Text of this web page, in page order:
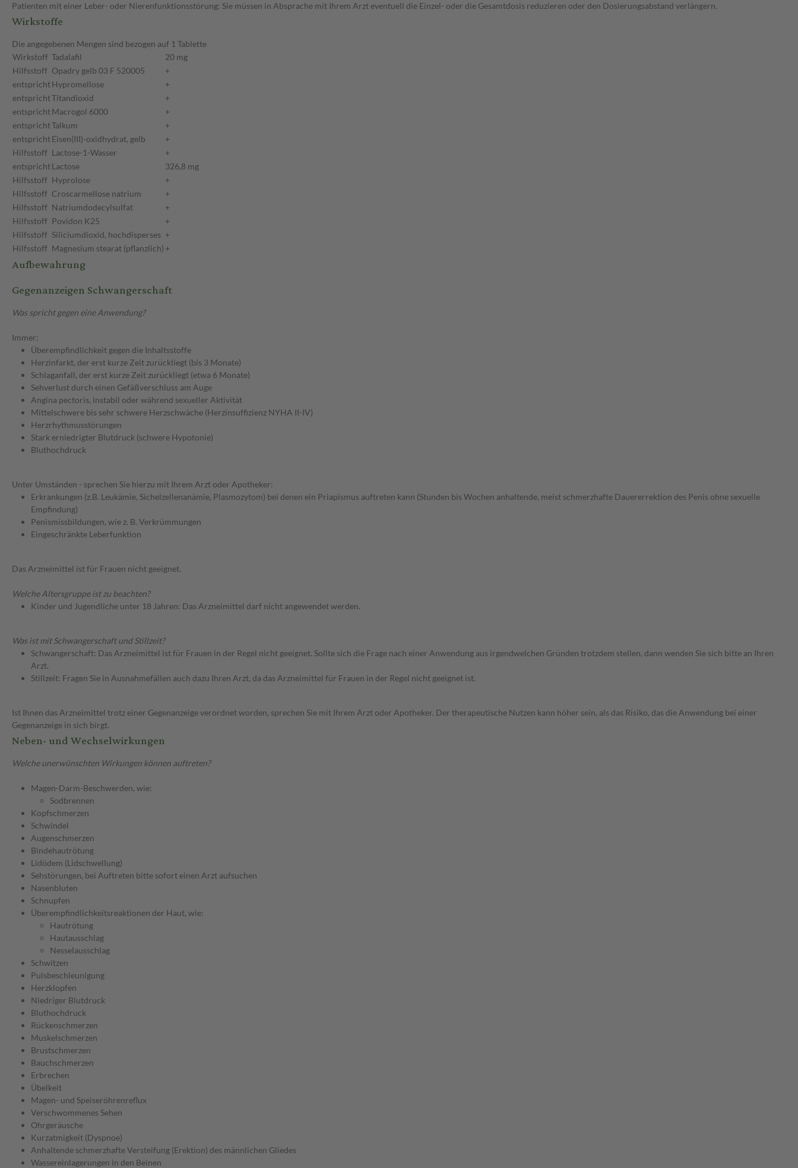
Patienten mit einer Leber- oder Nierenfunktionsstörung: Sie müssen in Absprache mit Ihrem Arzt eventuell die Einzel- oder die Gesamtdosis reduzieren oder den Dosierungsabstand verlängern.
Wirkstoffe
Die angegebenen Mengen sind bezogen auf 1 Tablette
Wirkstoff Tadalafil
20 mg
Hilfsstoff Opadry gelb 03 F 520005
+
entsprichtHypromellose
+
entsprichtTitandioxid
+
entsprichtMacrogol 6000
+
entsprichtTalkum
+
entsprichtEisen(III)-oxidhydrat, gelb
+
Hilfsstoff Lactose-1-Wasser
+
entsprichtLactose
326,8 mg
Hilfsstoff Hyprolose
+
Hilfsstoff Croscarmellose natrium
+
Hilfsstoff Natriumdodecylsulfat
+
Hilfsstoff Povidon K25
+
Hilfsstoff Siliciumdioxid, hochdisperses +
Hilfsstoff Magnesium stearat (pflanzlich) +
Aufbewahrung
Gegenanzeigen Schwangerschaft
Was spricht gegen eine Anwendung?
Immer:
Überempfindlichkeit gegen die Inhaltsstoffe
Herzinfarkt, der erst kurze Zeit zurückliegt (bis 3 Monate)
Schlaganfall, der erst kurze Zeit zurückliegt (etwa 6 Monate)
Sehverlust durch einen Gefäßverschluss am Auge
Angina pectoris, instabil oder während sexueller Aktivität
Mittelschwere bis sehr schwere Herzschwäche (Herzinsuffizienz NYHA II-IV)
Herzrhythmusstörungen
Stark erniedrigter Blutdruck (schwere Hypotonie)
Bluthochdruck
Unter Umständen - sprechen Sie hierzu mit Ihrem Arzt oder Apotheker:
Erkrankungen (z.B. Leukämie, Sichelzellenanämie, Plasmozytom) bei denen ein Priapismus auftreten kann (Stunden bis Wochen anhaltende, meist schmerzhafte Dauererrektion des Penis ohne sexuelle
Empfindung)
Penismissbildungen, wie z. B. Verkrümmungen
Eingeschränkte Leberfunktion
Das Arzneimittel ist für Frauen nicht geeignet.
Welche Altersgruppe ist zu beachten?
Kinder und Jugendliche unter 18 Jahren: Das Arzneimittel darf nicht angewendet werden.
Was ist mit Schwangerschaft und Stillzeit?
Schwangerschaft: Das Arzneimittel ist für Frauen in der Regel nicht geeignet. Sollte sich die Frage nach einer Anwendung aus irgendwelchen Gründen trotzdem stellen, dann wenden Sie sich bitte an Ihren
Arzt.
Stillzeit: Fragen Sie in Ausnahmefällen auch dazu Ihren Arzt, da das Arzneimittel für Frauen in der Regel nicht geeignet ist.
Ist Ihnen das Arzneimittel trotz einer Gegenanzeige verordnet worden, sprechen Sie mit Ihrem Arzt oder Apotheker. Der therapeutische Nutzen kann höher sein, als das Risiko, das die Anwendung bei einer
Gegenanzeige in sich birgt.
Neben- und Wechselwirkungen
Welche unerwünschten Wirkungen können auftreten?
Magen-Darm-Beschwerden, wie:
Sodbrennen
Kopfschmerzen
Schwindel
Augenschmerzen
Bindehautrötung
Lidödem (Lidschwellung)
Sehstörungen, bei Auftreten bitte sofort einen Arzt aufsuchen
Nasenbluten
Schnupfen
Überempfindlichkeitsreaktionen der Haut, wie:
Hautrötung
Hautausschlag
Nesselausschlag
Schwitzen
Pulsbeschleunigung
Herzklopfen
Niedriger Blutdruck
Bluthochdruck
Rückenschmerzen
Muskelschmerzen
Brustschmerzen
Bauchschmerzen
Erbrechen
Übelkeit
Magen- und Speiseröhrenreflux
Verschwommenes Sehen
Ohrgeräusche
Kurzatmigkeit (Dyspnoe)
Anhaltende schmerzhafte Versteifung (Erektion) des männlichen Gliedes
Wassereinlagerungen in den Beinen